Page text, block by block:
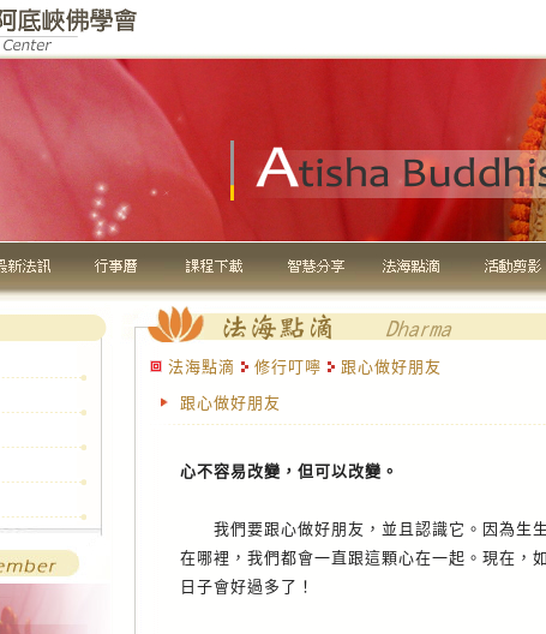
法海點滴 修行叮嚀
跟心做好朋友
跟心做好朋友
心不容易改變，但可以改變。
我們要跟心做好朋友，並且認識它。因為生
在哪裡，我們都會一直跟這顆心在一起。現在，
日子會好過多了！